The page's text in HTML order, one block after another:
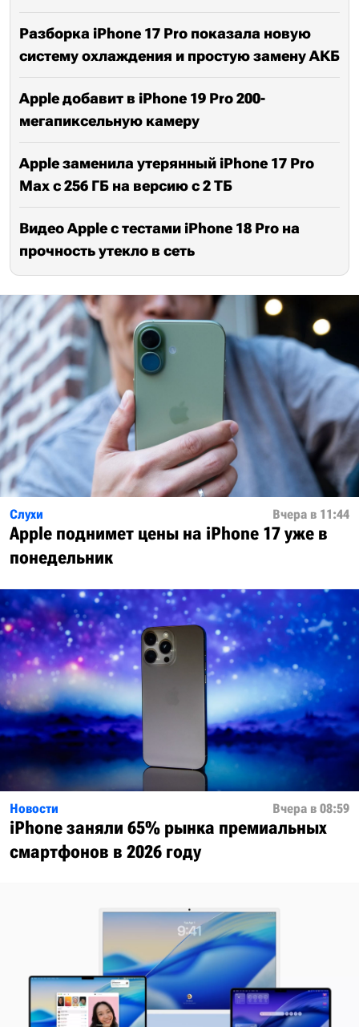
Разборка iPhone 17 Pro показала новую
систему охлаждения и простую замену АКБ
Apple добавит в iPhone 19 Pro 200-
мегапиксельную камеру
Apple заменила утерянный iPhone 17 Pro
Max с 256 ГБ на версию с 2 ТБ
Видео Apple с тестами iPhone 18 Pro на
прочность утекло в сеть
Слухи Вчера в 11:44
Apple поднимет цены на iPhone 17 уже в
понедельник
Новости Вчера в 08:59
iPhone заняли 65% рынка премиальных
смартфонов в 2026 году